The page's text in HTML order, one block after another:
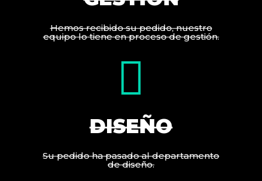
Hemos recibido su pedido, nuestro
equipo lo tiene en proceso de gestión.
DISEÑO
Su pedido ha pasado al departamento
de diseño.